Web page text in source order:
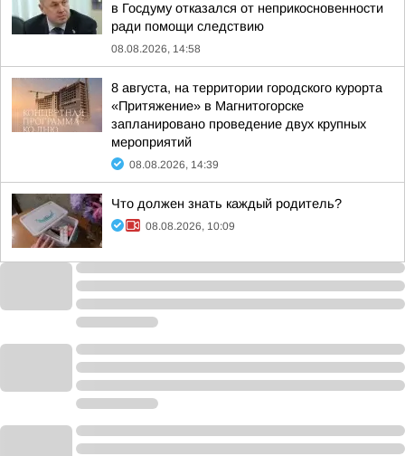
в Госдуму отказался от неприкосновенности
ради помощи следствию
08.08.2026, 14:58
8 августа, на территории городского курорта
«Притяжение» в Магнитогорске
запланировано проведение двух крупных
мероприятий
08.08.2026, 14:39
Что должен знать каждый родитель?
08.08.2026, 10:09